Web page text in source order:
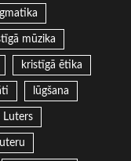
mūzika
kristīgā ētika
lūgšana
Luters